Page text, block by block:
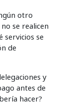
otro
se realicen
servicios se
de
y
antes de
hacer?